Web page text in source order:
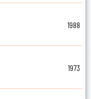
1988
1973